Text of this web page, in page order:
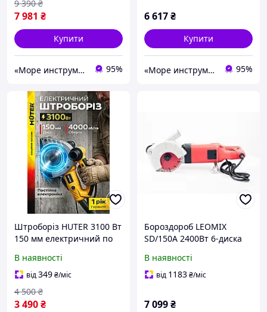
7 981 ₴
9 390 ₴
Купити
«Море инструментов» 95%
6 617₴
Купити
«Море инструментов» 95%
Штроборіз HUTER 3100 Вт
150 мм електричний по
мм, штроблення стін, під
пилосос для ремонту
дому
В наявності
від349₴/міс
3 490₴
4 500 ₴
Бороздороб LEOMIX
SD/150A 2400Вт 6-диска
В наявності
від 1183₴/міс
7 099₴